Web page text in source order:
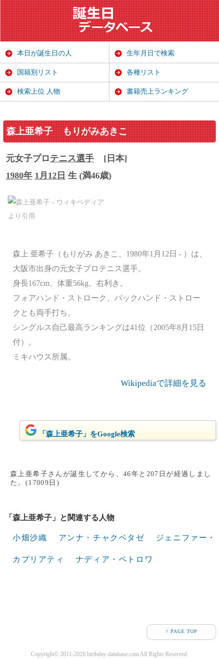
森上亜希子 もりがみあきこ
元女子プロテニス選手
[日本]
1980年 1月12日 生 (満46歳)
森上 亜希子（もりがみ あきこ、1980年1月12日 - ）は、
大阪市出身の元女子プロテニス選手。
身長167cm、体重56kg、右利き。
フォアハンド・ストローク、バックハンド・ストロー
クとも両手打ち。
シングルス自己最高ランキングは41位（2005年8月15日
付）。
ミキハウス所属。
Wikipediaで詳細を見る
「森上亜希子」をGoogle検索
森上亜希子さんが誕生してから、46年と207日が経過しまし
た。(17009日)
「森上亜希子」と関連する人物
小畑沙織 アンナ・チャクベタゼ ジェニファー・
カプリアティ ナディア・ペトロワ
本日が誕生日の人 生年月日で検索
国籍別リスト 各種リスト
検索上位 人物 書籍売上ランキング
↑ PAGE TOP
Copyright© 2011-2026 birthday-database.com All Rights Reserved.